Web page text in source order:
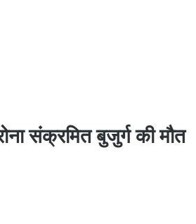
संक्रमित बुजुर्ग की मौत